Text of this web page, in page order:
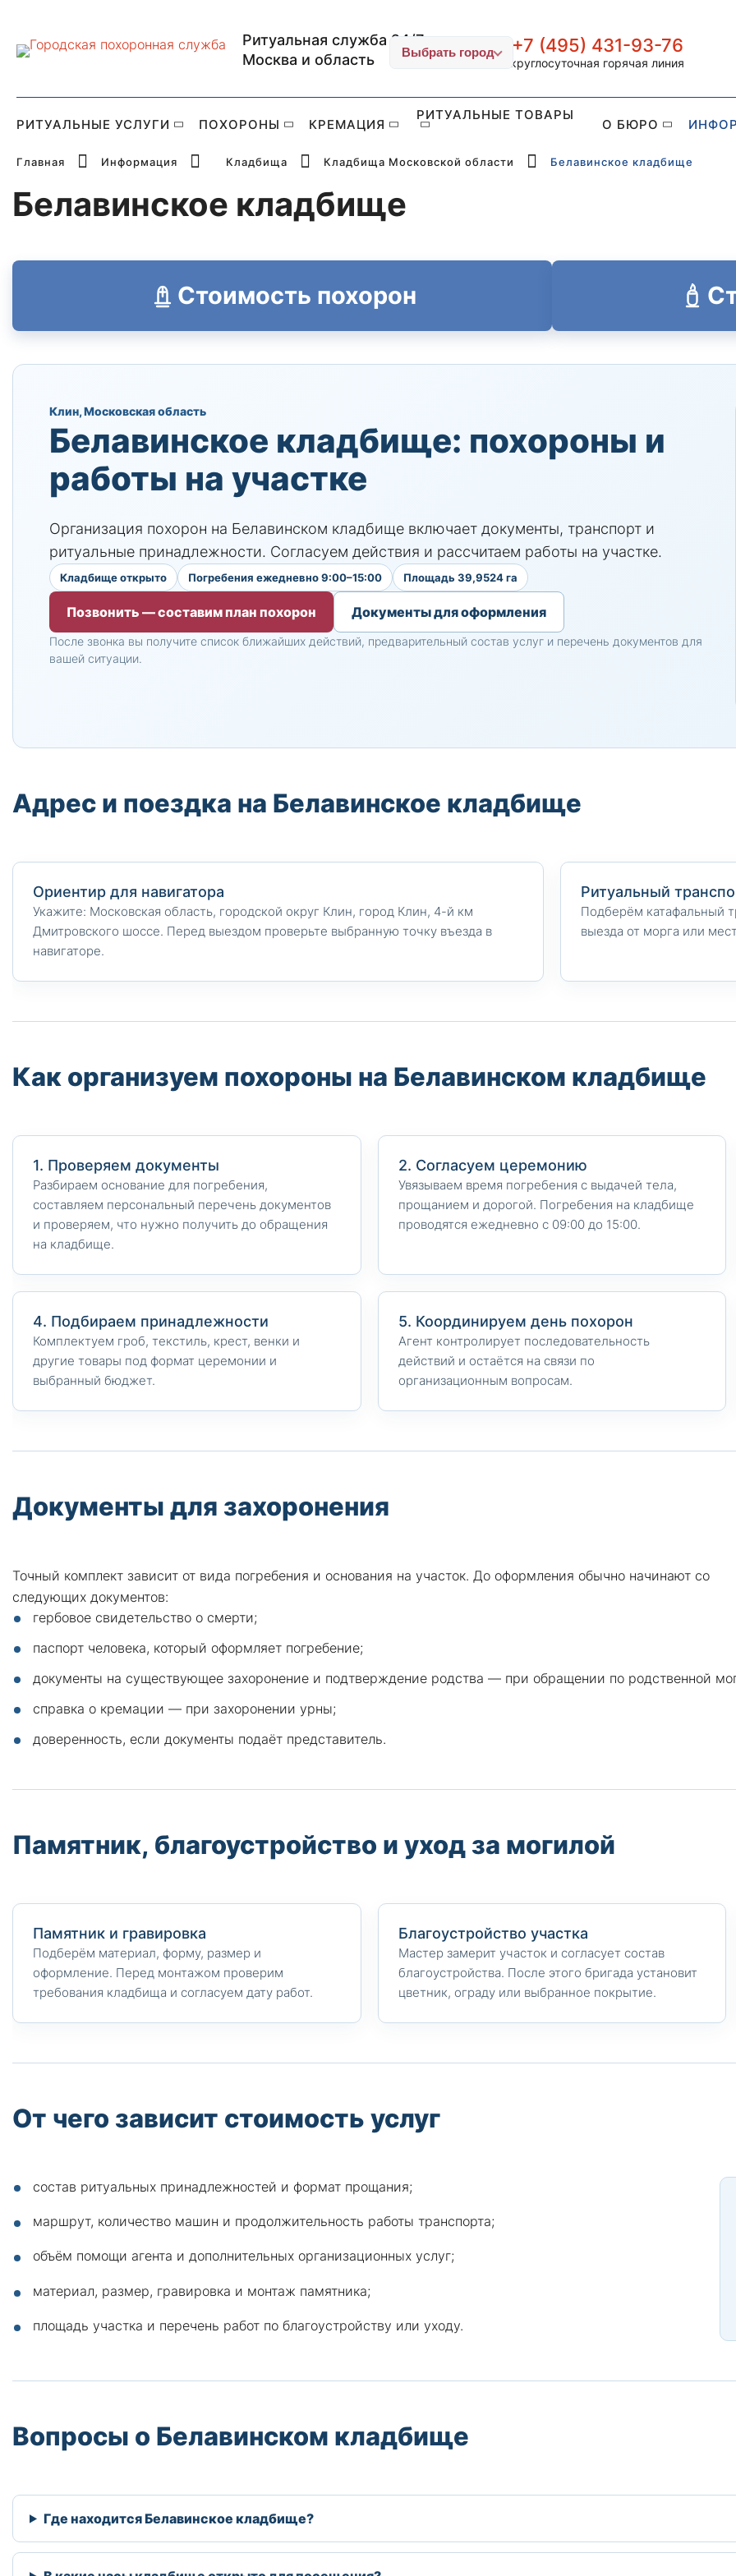
Главная страница РИТУАЛ-СТОЛИЦА
Ритуальная служба 24/7
Москва и область
Выбрать город +7 (495) 431-93-76
круглосуточная горячая линия
РИТУАЛЬНЫЕ УСЛУГИ ПОХОРОНЫ КРЕМАЦИЯ
РИТУАЛЬНЫЕ ТОВАРЫ
О БЮРО
Главная Информация Кладбища Кладбища Московской области Белавинское кладбище
Белавинское кладбище
Стоимость похорон
Клин, Московская область
Белавинское кладбище: похороны и
работы на участке
Организация похорон на Белавинском кладбище включает документы, транспорт и
ритуальные принадлежности. Согласуем действия и рассчитаем работы на участке.
Кладбище открыто Погребения ежедневно 9:00–15:00 Площадь 39,9524 га
Позвонить — составим план похорон Документы для оформления
После звонка вы получите список ближайших действий, предварительный состав услуг и перечень документов для
вашей ситуации.
Адрес и поездка на Белавинское кладбище
Ориентир для навигатора
Укажите: Московская область, городской округ Клин, город Клин, 4-й км
Дмитровского шоссе. Перед выездом проверьте выбранную точку въезда в
навигаторе.
Ритуальный
Подберём катафальный
выезда от морга или
Как организуем похороны на Белавинском кладбище
1. Проверяем документы
Разбираем основание для погребения,
составляем персональный перечень документов
и проверяем, что нужно получить до обращения
на кладбище.
2. Согласуем церемонию
Увязываем время погребения с выдачей тела,
прощанием и дорогой. Погребения на кладбище
проводятся ежедневно с 09:00 до 15:00.
4. Подбираем принадлежности
Комплектуем гроб, текстиль, крест, венки и
другие товары под формат церемонии и
выбранный бюджет.
5. Координируем день похорон
Агент контролирует последовательность
действий и остаётся на связи по
организационным вопросам.
Документы для захоронения
Точный комплект зависит от вида погребения и основания на участок. До оформления обычно начинают со
следующих документов:
гербовое свидетельство о смерти;
паспорт человека, который оформляет погребение;
документы на существующее захоронение и подтверждение родства — при обращении по родственной
справка о кремации — при захоронении урны;
доверенность, если документы подаёт представитель.
Памятник, благоустройство и уход за могилой
Памятник и гравировка
Подберём материал, форму, размер и
оформление. Перед монтажом проверим
требования кладбища и согласуем дату работ.
Благоустройство участка
Мастер замерит участок и согласует состав
благоустройства. После этого бригада установит
цветник, ограду или выбранное покрытие.
От чего зависит стоимость услуг
состав ритуальных принадлежностей и формат прощания;
маршрут, количество машин и продолжительность работы транспорта;
объём помощи агента и дополнительных организационных услуг;
материал, размер, гравировка и монтаж памятника;
площадь участка и перечень работ по благоустройству или уходу.
Вопросы о Белавинском кладбище
Где находится Белавинское кладбище?